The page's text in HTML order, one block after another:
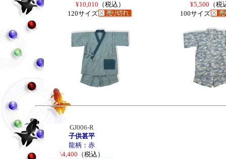
¥10,010 （税込）
¥5,500 （税
120サイズ
100サイズ
GJ006-R
子供甚平
龍柄：赤
\4,400 （税込）